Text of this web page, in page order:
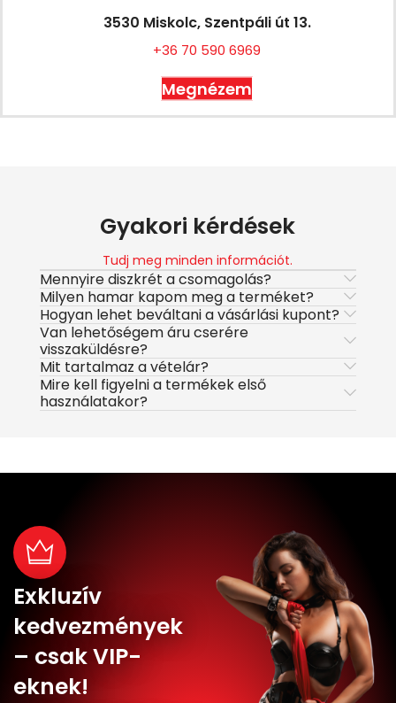
3530 Miskolc, Szentpáli út 13.
+36 70 590 6969
Megnézem
Gyakori kérdések
Tudj meg minden információt.
Mennyire diszkrét a csomagolás?
Milyen hamar kapom meg a terméket?
Hogyan lehet beváltani a vásárlási kupont?
Van lehetőségem áru cserére
visszaküldésre?
Mit tartalmaz a vételár?
Mire kell figyelni a termékek első
használatakor?
Exkluzív
kedvezmények
– csak VIP-
eknek!